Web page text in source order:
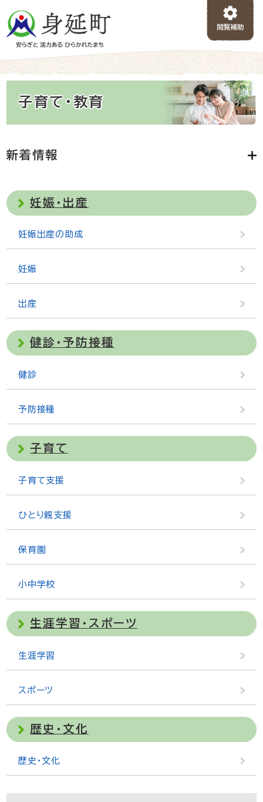
ー
先
子育て・教育
新着情報
妊娠・出産
妊娠出産の助成
妊娠
出産
健診・予防接種
健診
予防接種
子育て
子育て支援
ひとり親支援
保育園
小中学校
生涯学習・スポーツ
生涯学習
スポーツ
歴史・文化
歴史・文化